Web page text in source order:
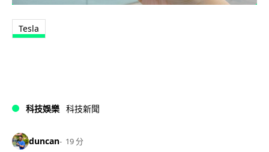
Tesla
科技娛樂 科技新聞
duncan 19 分